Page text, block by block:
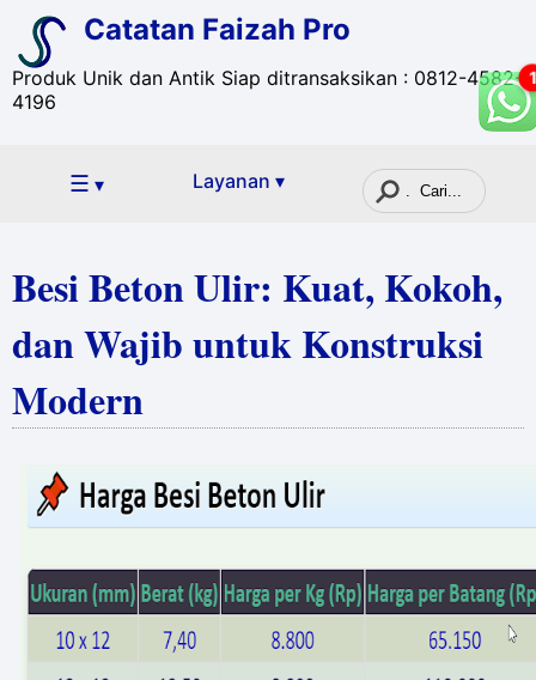
Catatan Faizah Pro
Produk Unik dan Antik Siap ditransaksikan : 0812-4582-
4196
☰ ▾ Layanan ▾
Besi Beton Ulir: Kuat, Kokoh,
dan Wajib untuk Konstruksi
Modern
1